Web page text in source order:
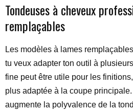
Tondeuses à cheveux
remplaçables
Les modèles à lames
tu veux adapter ton outil à
fine peut être utile pour les
plus adaptée à la coupe
augmente la polyvalence de la